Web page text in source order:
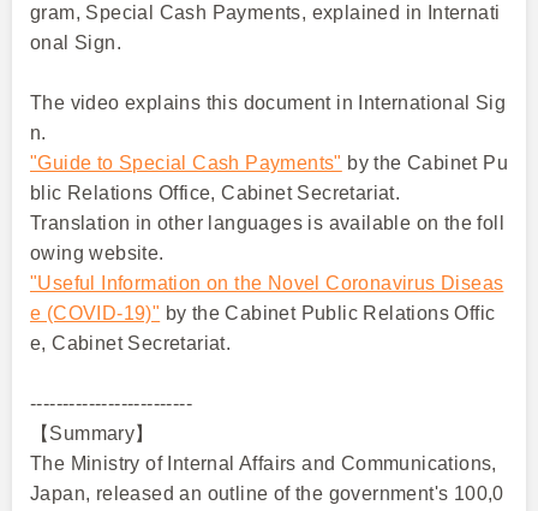
gram, Special Cash Payments, explained in Internati
onal Sign.
The video explains this document in International Sig
n.
"Guide to Special Cash Payments" by the Cabinet Pu
blic Relations Office, Cabinet Secretariat.
Translation in other languages is available on the foll
owing website.
"Useful Information on the Novel Coronavirus Diseas
e (COVID-19)" by the Cabinet Public Relations Offic
e, Cabinet Secretariat.
-------------------------
【Summary】
The Ministry of Internal Affairs and Communications,
Japan, released an outline of the government's 100,0